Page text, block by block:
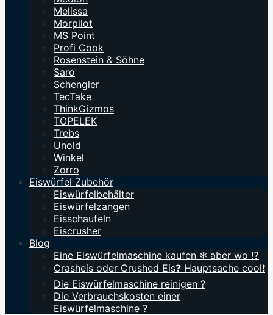
Melissa
Morpilot
MS Point
Profi Cook
Rosenstein & Söhne
Saro
Schengler
TecTake
ThinkGizmos
TOPELEK
Trebs
Unold
Winkel
Zorro
Eiswürfel Zubehör
Eiswürfelbehälter
Eiswürfelzangen
Eisschaufeln
Eiscrusher
Blog
Eine Eiswürfelmaschine kaufen ❄ aber wo ⁉️
Crasheis oder Crushed Eis❓ Hauptsache cool❗
Die Eiswürfelmaschine reinigen ?
Die Verbrauchskosten einer
Eiswürfelmaschine ?